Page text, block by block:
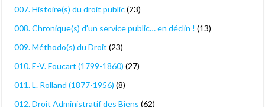
007. Histoire(s) du droit public(23)
008. Chronique(s) d'un service public… en déclin ! (13)
009. Méthodo(s) du Droit (23)
010. E-V. Foucart (1799-1860) (27)
011. L. Rolland (1877-1956) (8)
012. Droit Administratif des Biens (62)